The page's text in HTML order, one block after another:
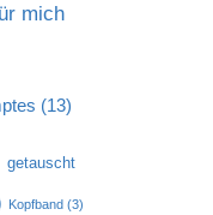
mich
(13)
getauscht
Kopfband(3)